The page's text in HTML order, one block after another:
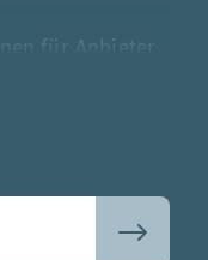
für Anbieter